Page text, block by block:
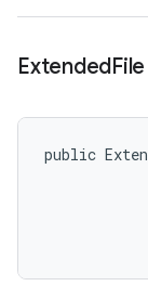
ExtendedFile
public